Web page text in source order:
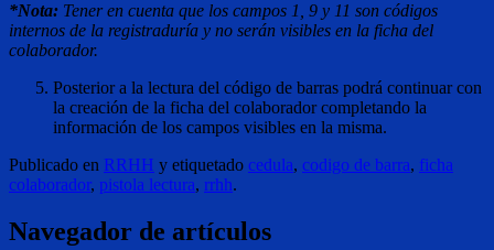
*Nota: Tener en cuenta que los campos 1, 9 y 11 son códigos
internos de la registraduría y no serán visibles en la ficha del
colaborador.
Posterior a la lectura del código de barras podrá continuar con
la creación de la ficha del colaborador completando la
información de los campos visibles en la misma.
Publicado en RRHH y etiquetado cedula, codigo de barra, ficha
colaborador, pistola lectura, rrhh.
Navegador de artículos